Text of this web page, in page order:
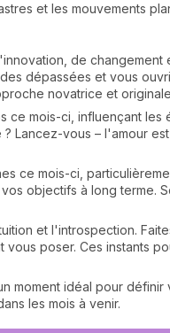
et les mouvements
de
dépassées et vous
novatrice et
ce mois-ci, influençant
Lancez-vous – l'amour
ce mois-ci,
objectifs à long terme.
et l'introspection.
poser. Ces instants
moment idéal pour
les mois à venir.